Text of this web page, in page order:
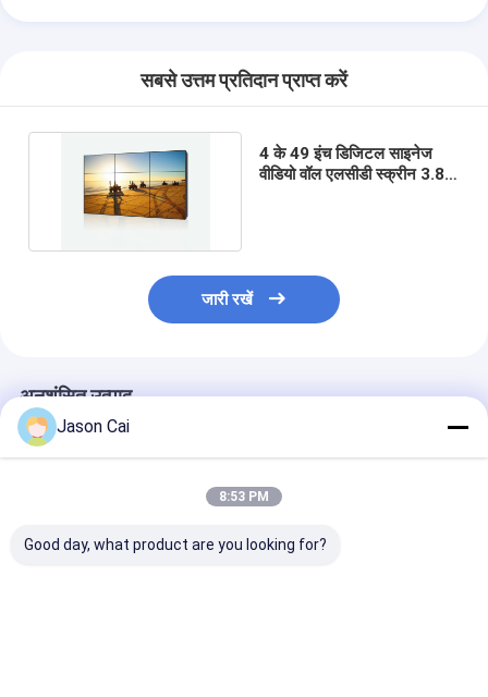
सबसे उत्तम प्रतिदान प्राप्त करें
4 के 49 इंच डिजिटल साइनेज
वीडियो वॉल एलसीडी स्क्रीन 3.8
जारी रखें
अनुशंसित उत्पाद
Jason Cai
8:53 PM
Good day, what product are you looking for?